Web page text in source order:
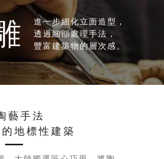
進一步細化立面造型，
透過細部處理手法，
豐富建築物的層次感。
藝手法
地標性建築